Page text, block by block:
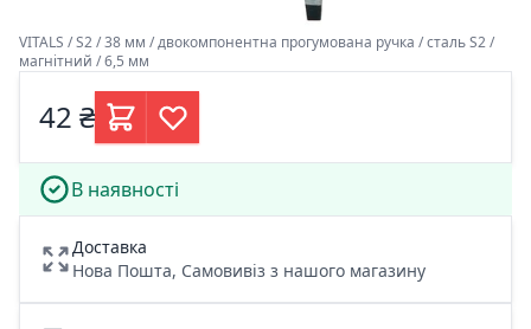
VITALS / S2 / 38 мм / двокомпонентна прогумована ручка / сталь S2 /
магнітний / 6,5 мм
42 ₴
В наявності
Доставка
Нова Пошта, Самовивіз з нашого магазину